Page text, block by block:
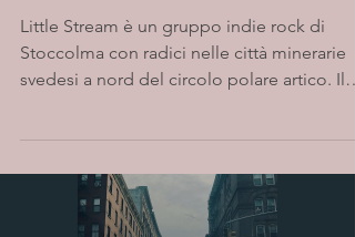
Little Stream è un gruppo indie rock di
Stoccolma con radici nelle città minerarie
svedesi a nord del circolo polare artico. Il